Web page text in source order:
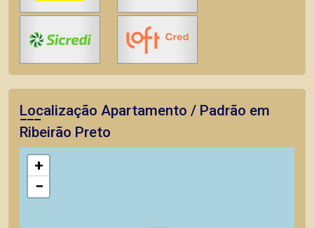
Localização Apartamento / Padrão em
Ribeirão Preto
+
−